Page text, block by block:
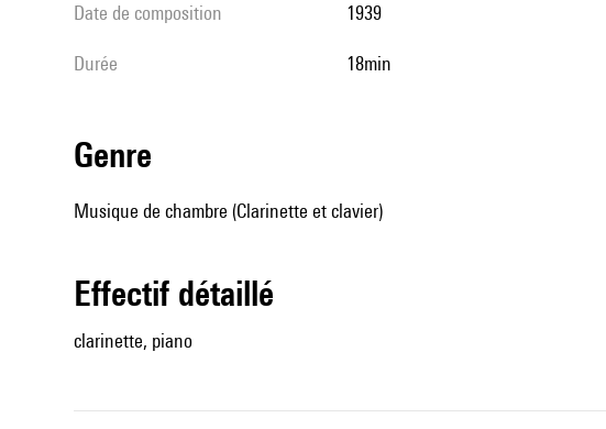
date de composition 1939
durée 18min
genre
Musique de chambre (Clarinette et clavier)
effectif détaillé
clarinette, piano